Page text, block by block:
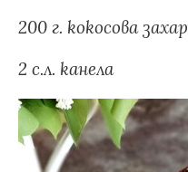
200 г. кокосова захар
2 с.л. канела